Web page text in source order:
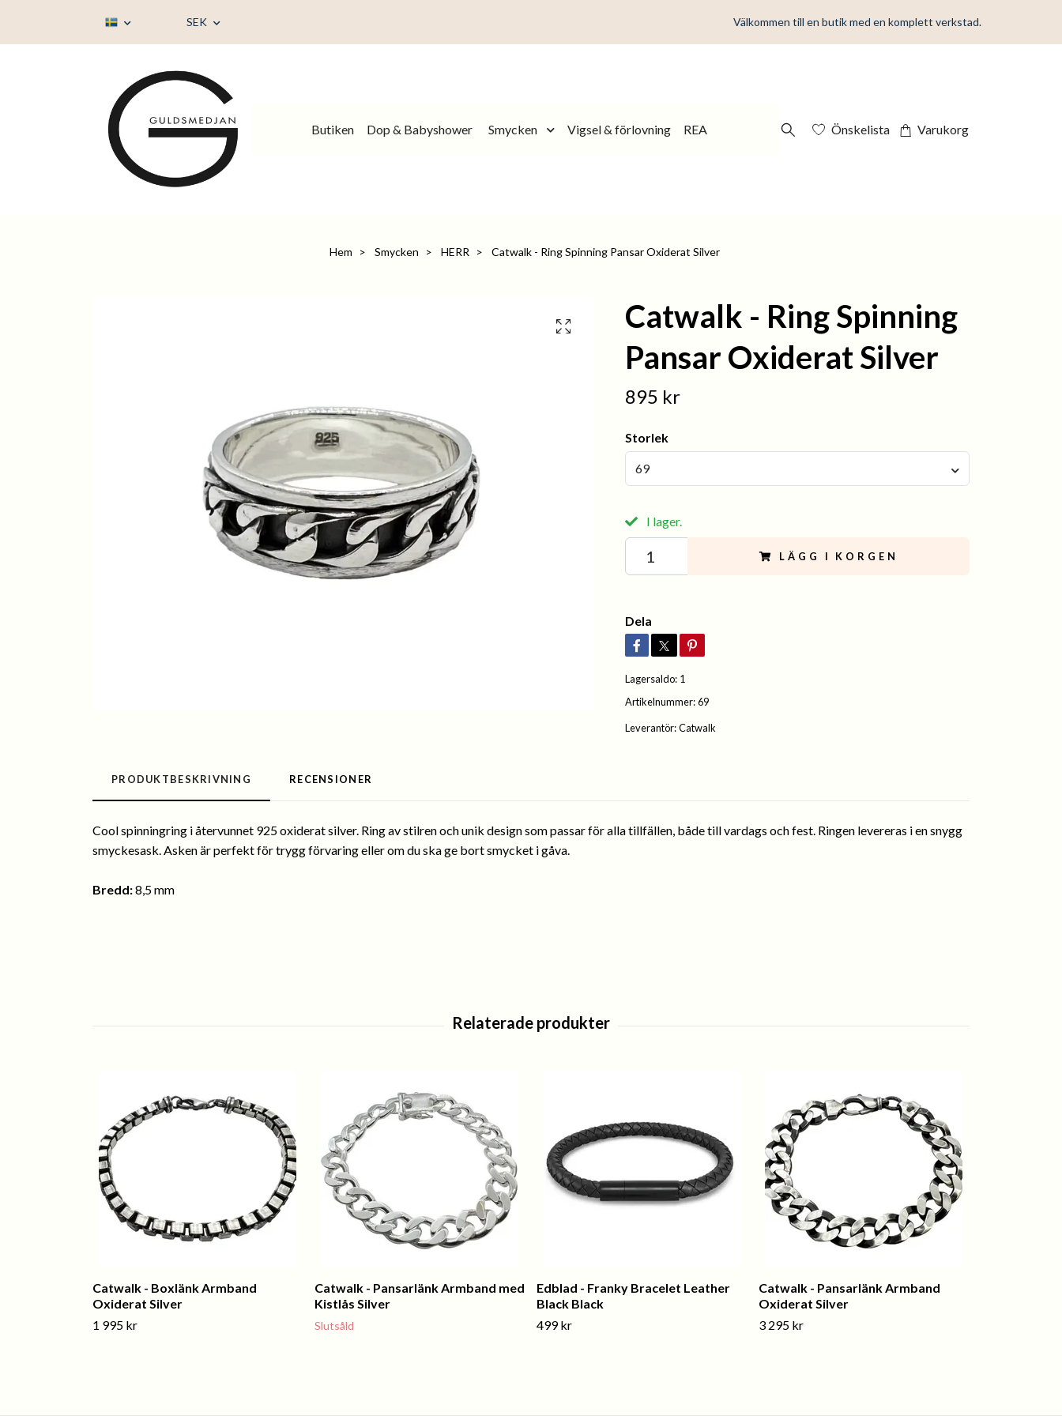
SEK Välkommen till en butik med en komplett verkstad.
Butiken Dop & Babyshower Smycken Vigsel & förlovning REA Önskelista Varukorg
Hem Smycken HERR Catwalk - Ring Spinning Pansar Oxiderat Silver
Catwalk - Ring Spinning
Pansar Oxiderat Silver
895 kr
Storlek
69
I lager.
LÄGG I KORGEN
Dela
Lagersaldo: 1
Artikelnummer:69
Leverantör:Catwalk
PRODUKTBESKRIVNING RECENSIONER
Cool spinningring i återvunnet 925 oxiderat silver. Ring av stilren och unik design som passar för alla tillfällen, både till vardags och fest. Ringen levereras i en snygg
smyckesask. Asken är perfekt för trygg förvaring eller om du ska ge bort smycket i gåva.
Bredd:8,5 mm
Catwalk - Boxlänk Armband
Oxiderat Silver
1 995 kr
Catwalk - Pansarlänk Armband med
Kistlås Silver
Slutsåld
Edblad - Franky Bracelet Leather
Black Black
499 kr
Catwalk - Pansarlänk Armband
Oxiderat Silver
3 295 kr